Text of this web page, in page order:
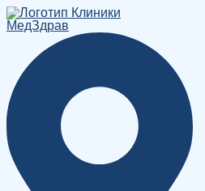
Перейти
к
содержимому